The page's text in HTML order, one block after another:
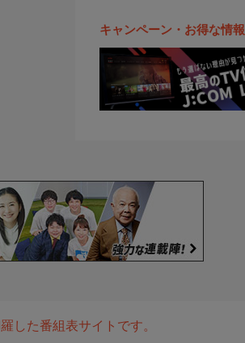
キャンペーン・お得な情報
した番組表サイトです。